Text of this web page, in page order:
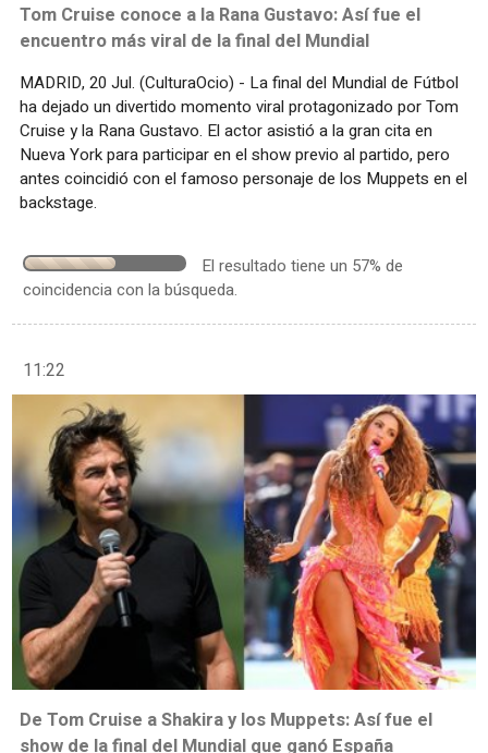
Tom Cruise conoce a la Rana Gustavo: Así fue el
encuentro más viral de la final del Mundial
MADRID, 20 Jul. (CulturaOcio) - La final del Mundial de Fútbol
ha dejado un divertido momento viral protagonizado por Tom
Cruise y la Rana Gustavo. El actor asistió a la gran cita en
Nueva York para participar en el show previo al partido, pero
antes coincidió con el famoso personaje de los Muppets en el
backstage.
El resultado tiene un 57% de
coincidencia con la búsqueda.
11:22
De Tom Cruise a Shakira y los Muppets: Así fue el
show de la final del Mundial que ganó España